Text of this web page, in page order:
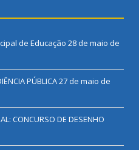
de Educação 28 de maio de
PÚBLICA27 de maio de
CONCURSO DE DESENHO